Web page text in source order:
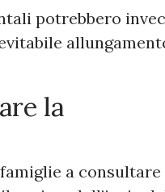
potrebbero
la
a